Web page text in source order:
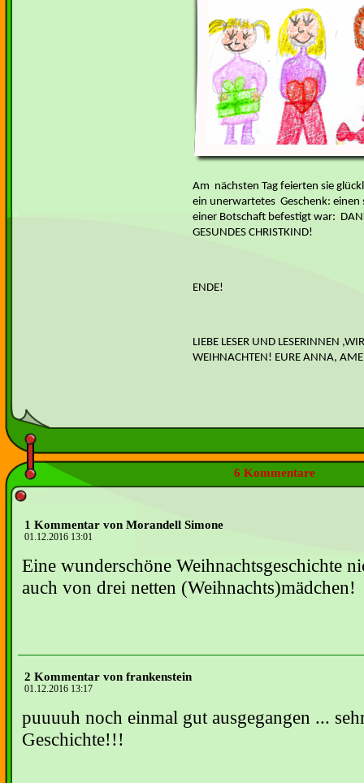
Am nächsten Tag feierten sie
ein unerwartetes Geschenk:
einer Botschaft befestigt war:
GESUNDES CHRISTKIND!
ENDE!
LIEBE LESER UND LESERINNEN
WEIHNACHTEN! EURE ANNA,
6 Kommentare
1 Kommentar von Morandell Simone
01.12.2016 13:01
Eine wunderschöne Weihnachtsgeschichte
auch von drei netten (Weihnachts)mädchen!
2 Kommentar von frankenstein
01.12.2016 13:17
puuuuh noch einmal gut ausgegangen ...
Geschichte!!!